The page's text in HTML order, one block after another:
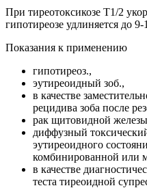
При тиреотоксикозе T1/2
гипотиреозе удлиняется до
Показания к применению
гипотиреоз.,
эутиреоидный зоб.,
в качестве
рецидива зоба после
рак щитовидной
диффузный
эутиреоидного
комбинированной или
в качестве
теста тиреоидной